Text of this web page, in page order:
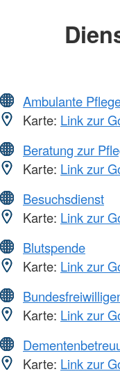
Ambulante
Karte: Link zur
Beratung zur
Karte: Link zur
Besuchsdienst
Karte: Link zur
Blutspende
Karte: Link zur
Karte: Link zur
Karte: Link zur